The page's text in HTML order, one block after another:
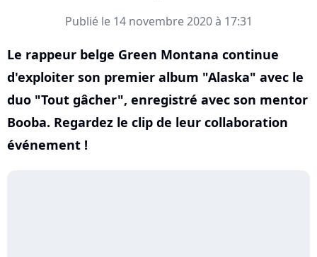
Publié le 14 novembre 2020 à 17:31
Le rappeur belge Green Montana continue
d'exploiter son premier album "Alaska" avec le
duo "Tout gâcher", enregistré avec son mentor
Booba. Regardez le clip de leur collaboration
événement !